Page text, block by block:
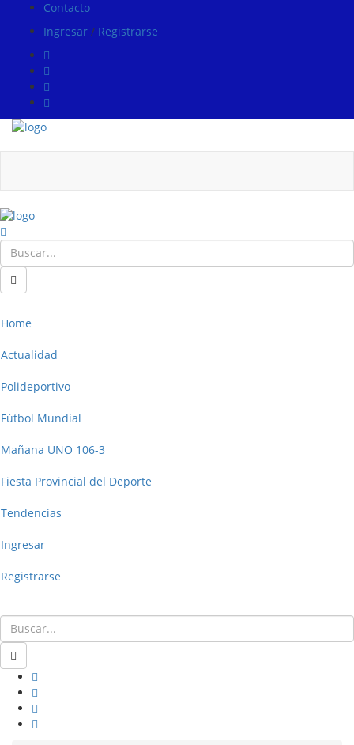
Contacto
Ingresar / Registrarse
Home
Actualidad
Polideportivo
Fútbol Mundial
Mañana UNO 106-3
Fiesta Provincial del Deporte
Tendencias
Ingresar
Registrarse